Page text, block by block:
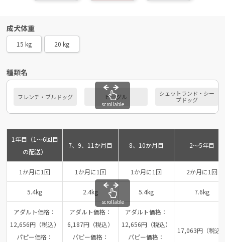
成犬体重
15 kg 20 kg
種類名
フレンチ・ブルドッグ ビーグル
シェットランド・シー
プドッグ
scrollable
1年目（1～6回目
の配送）
7、9、11か月目 8、10か月目 2～5年目
1か月に1回 1か月に1回 1か月に1回 2か月に1回
5.4kg 2.4kg 5.4kg 7.6kg
アダルト価格：
12,656円（税込）
パピー価格：
アダルト価格：
6,187円（税込）
パピー価格：
アダルト価格：
12,656円（税込）
パピー価格：
17,063円（税込
scrollable